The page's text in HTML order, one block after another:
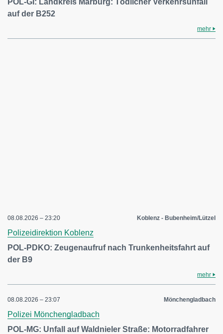
auf der B252
mehr
08.08.2026 – 23:20 Koblenz - Bubenheim/Lützel
Polizeidirektion Koblenz
POL-PDKO: Zeugenaufruf nach Trunkenheitsfahrt auf
der B9
mehr
08.08.2026 – 23:07 Mönchengladbach
Polizei Mönchengladbach
POL-MG: Unfall auf Waldnieler Straße: Motorradfahrer